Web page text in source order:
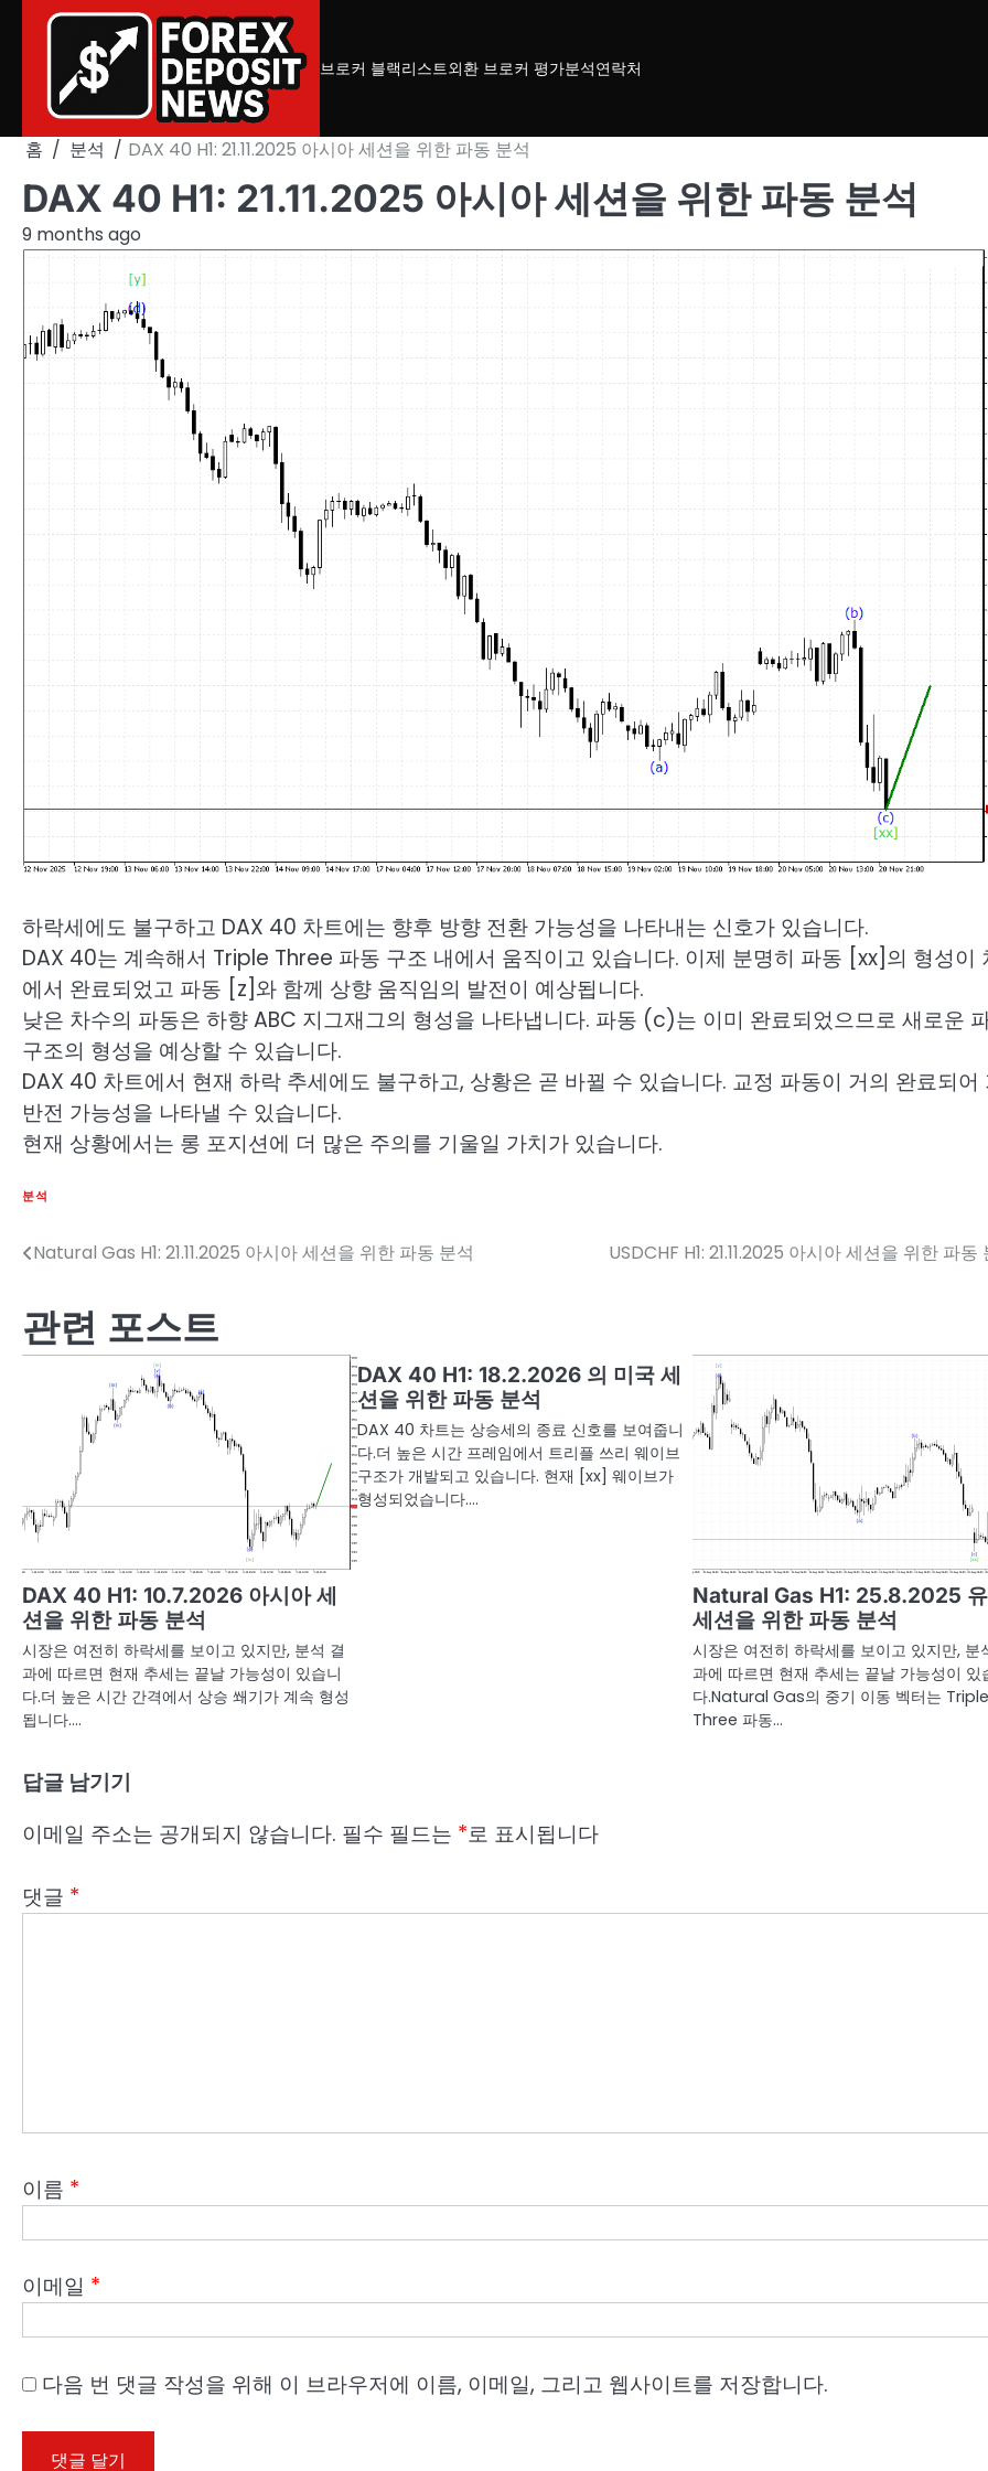
브로커 블랙리스트외환 브로커 평가분석연락처
홈 분석 DAX 40 H1: 21.11.2025 아시아 세션을 위한 파동 분석
DAX 40 H1: 21.11.2025 아시아 세션을 위한 파동 분석
9 months ago
하락세에도 불구하고 DAX 40 차트에는 향후 방향 전환 가능성을 나타내는 신호가 있습니다.
DAX 40는 계속해서 Triple Three 파동 구조 내에서 움직이고 있습니다. 이제 분명히 파동 [xx]의 형성이
에서 완료되었고 파동 [z]와 함께 상향 움직임의 발전이 예상됩니다.
낮은 차수의 파동은 하향 ABC 지그재그의 형성을 나타냅니다. 파동 (c)는 이미 완료되었으므로 새로운
구조의 형성을 예상할 수 있습니다.
DAX 40 차트에서 현재 하락 추세에도 불구하고, 상황은 곧 바뀔 수 있습니다. 교정 파동이 거의 완료되어
반전 가능성을 나타낼 수 있습니다.
현재 상황에서는 롱 포지션에 더 많은 주의를 기울일 가치가 있습니다.
분석
글
색
Natural Gas H1: 21.11.2025 아시아 세션을 위한 파동 분석 USDCHF H1: 21.11.2025 아시아 세션을 위한 파동
관련 포스트
DAX 40 H1: 10.7.2026 아시아 세
션을 위한 파동 분석
시장은 여전히 하락세를 보이고 있지만, 분석 결
과에 따르면 현재 추세는 끝날 가능성이 있습니
다.더 높은 시간 간격에서 상승 쐐기가 계속 형성
됩니다.…
DAX 40 H1: 18.2.2026 의 미국 세
션을 위한 파동 분석
DAX 40 차트는 상승세의 종료 신호를 보여줍니
다.더 높은 시간 프레임에서 트리플 쓰리 웨이브
구조가 개발되고 있습니다. 현재 [xx] 웨이브가
형성되었습니다.…
Natural Gas H1: 25.8.2025 유
세션을 위한 파동 분석
시장은 여전히 하락세를 보이고 있지만, 분
과에 따르면 현재 추세는 끝날 가능성이 있
다.Natural Gas의 중기 이동 벡터는 Triple
Three 파동…
답글 남기기
이메일 주소는 공개되지 않습니다. 필수 필드는 *로 표시됩니다
댓글 *
이름 *
이메일 *
다음 번 댓글 작성을 위해 이 브라우저에 이름, 이메일, 그리고 웹사이트를 저장합니다.